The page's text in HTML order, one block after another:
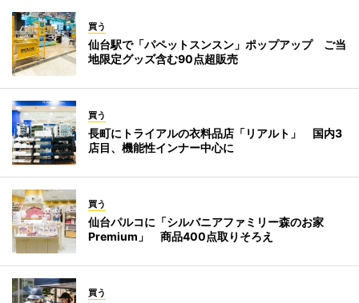
買う
仙台駅で「パペットスンスン」ポップアップ ご当
地限定グッズ含む90点超販売
買う
長町にトライアルの衣料品店「リアルト」 国内3
店目、機能性インナー中心に
買う
仙台パルコに「シルバニアファミリー森のお家
Premium」 商品400点取りそろえ
買う